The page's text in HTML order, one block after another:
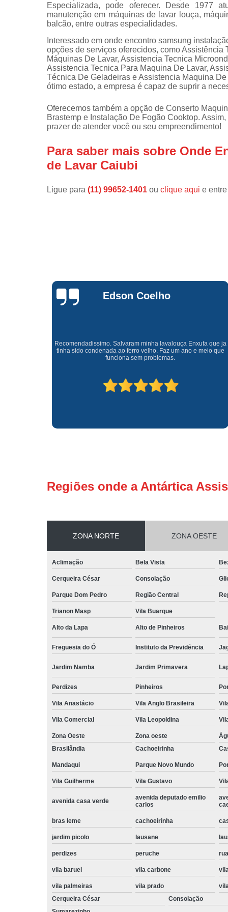
Instalações
de fogão
em freezer
Especializada, pode oferecer. Desde 1977
manutenção em máquinas de lavar louça,
balcão, entre outras especialidades.
Interessado em onde encontro samsung
opções de serviços oferecidos, como
Máquinas De Lavar, Assistencia Tecnica
Assistencia Tecnica Para Maquina De Lavar,
Técnica De Geladeiras e Assistencia Maquina
ótimo estado, a empresa é capaz de suprir a
Oferecemos também a opção de Conserto
Brastemp e Instalação De Fogão Cooktop.
prazer de atender você ou seu empreendimento!
Para saber mais sobre Onde
de Lavar Caiubi
Ligue para (11) 99652-1401 ou clique aqui e
Waldirene
Monteiro
Uma empresa á 41 anos no mercado que sempre valoriza o
cliente ótimo atendimento com garantia de todos o serviços.
Regiões onde a Antártica
ZONA NORTE ZONA OESTE
Aclimação Bela Vista
Cerqueira César Consolação
Parque Dom Pedro Região Central
Trianon Masp Vila Buarque
Alto da Lapa Alto de Pinheiros
Freguesia do Ó Instituto da Previdência
Jardim Namba Jardim Primavera
Perdizes Pinheiros
Vila Anastácio Vila Anglo Brasileira
Vila Comercial Vila Leopoldina
Zona Oeste Zona oeste
Brasilândia
Cachoeirinha
Mandaqui Parque Novo Mundo
Vila Guilherme Vila Gustavo
avenida casa verde
avenida deputado emilio
carlos
bras leme cachoeirinha
jardim picolo lausane
perdizes peruche
vila baruel vila carbone
vila palmeiras vila prado
Cerqueira César
Consolação